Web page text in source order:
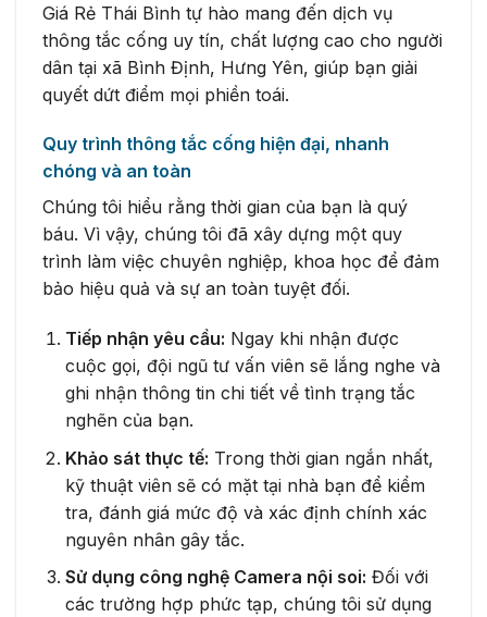
Giá Rẻ Thái Bình tự hào mang đến dịch vụ
thông tắc cống uy tín, chất lượng cao cho người
dân tại xã Bình Định, Hưng Yên, giúp bạn giải
quyết dứt điểm mọi phiền toái.
Quy trình thông tắc cống hiện đại, nhanh
chóng và an toàn
Chúng tôi hiểu rằng thời gian của bạn là quý
báu. Vì vậy, chúng tôi đã xây dựng một quy
trình làm việc chuyên nghiệp, khoa học để đảm
bảo hiệu quả và sự an toàn tuyệt đối.
Tiếp nhận yêu cầu: Ngay khi nhận được
cuộc gọi, đội ngũ tư vấn viên sẽ lắng nghe và
ghi nhận thông tin chi tiết về tình trạng tắc
nghẽn của bạn.
Khảo sát thực tế: Trong thời gian ngắn nhất,
kỹ thuật viên sẽ có mặt tại nhà bạn để kiểm
tra, đánh giá mức độ và xác định chính xác
nguyên nhân gây tắc.
Sử dụng công nghệ Camera nội soi: Đối với
các trường hợp phức tạp, chúng tôi sử dụng